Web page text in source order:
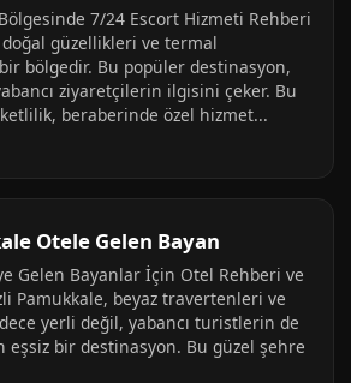
7/24 Escort Hizmeti Rehberi
güzellikleri ve termal
bölgedir. Bu popüler destinasyon,
ziyaretçilerin ilgisini çeker. Bu
beraberinde özel hizmet...
Otele Gelen Bayan
Gelen Bayanlar İçin Otel Rehberi ve
Pamukkale, beyaz travertenleri ve
yerli değil, yabancı turistlerin de
eşsiz bir destinasyon. Bu güzel şehre